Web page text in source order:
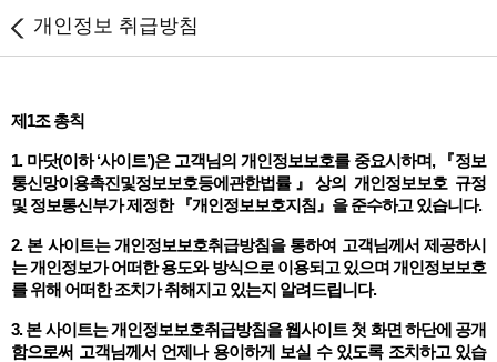
개인정보 취급방침
제1조 총칙
1. 마닷(이하 ‘사이트’)은 고객님의 개인정보보호를 중요시하며, 『정보
통신망이용촉진및정보보호등에관한법률』상의 개인정보보호 규정
및 정보통신부가 제정한 『개인정보보호지침』을 준수하고 있습니다.
2. 본 사이트는 개인정보보호취급방침을 통하여 고객님께서 제공하시
는 개인정보가 어떠한 용도와 방식으로 이용되고 있으며 개인정보보호
를 위해 어떠한 조치가 취해지고 있는지 알려드립니다.
3. 본 사이트는 개인정보보호취급방침을 웹사이트 첫 화면 하단에 공개
함으로써 고객님께서 언제나 용이하게 보실 수 있도록 조치하고 있습